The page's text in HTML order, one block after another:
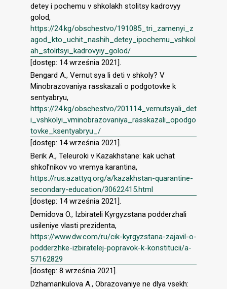
detey i pochemu v shkolakh stolitsy kadrovyy
golod,
https://24.kg/obschestvo/191085_tri_zamenyi_z
agod_kto_uchit_nashih_detey_ipochemu_vshkol
ah_stolitsyi_kadrovyiy_golod/
[dostęp: 14 września 2021].
Bengard A., Vernut·sya li deti v shkoly? V
Minobrazovaniya rasskazali o podgotovke k
sentyabryu,
https://24.kg/obschestvo/201114_vernutsyali_det
i_vshkolyi_vminobrazovaniya_rasskazali_opodgo
tovke_ksentyabryu_/
[dostęp: 14 września 2021].
Berik A., Teleuroki v Kazakhstane: kak uchat
shkol’nikov vo vremya karantina,
https://rus.azattyq.org/a/kazakhstan-quarantine-
secondary-education/30622415.html
[dostęp: 14 września 2021].
Demidova O., Izbirateli Kyrgyzstana podderzhali
usileniye vlasti prezidenta,
https://www.dw.com/ru/cik-kyrgyzstana-zajavil-o-
podderzhke-izbiratelej-popravok-k-konstitucii/a-
57162829
[dostęp: 8 września 2021].
Dzhamankulova A., Obrazovaniye ne dlya vsekh: